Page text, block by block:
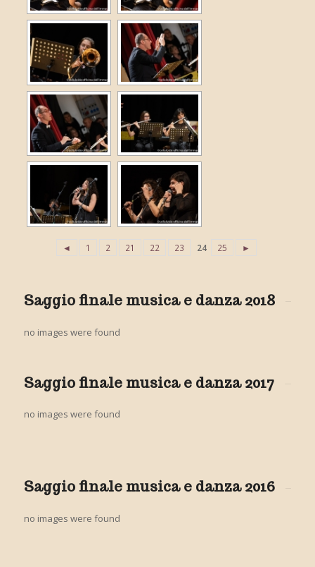
◄ 1 2 21 22 23 24 25 ►
Saggio finale musica e danza 2018
no images were found
Saggio finale musica e danza 2017
no images were found
Saggio finale musica e danza 2016
no images were found